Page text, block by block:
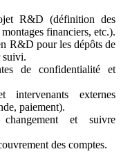
R&D (définition des
financiers, etc.).
R&D pour les dépôts de
suivi.
de confidentialité et
intervenants externes
paiement).
et suivre
des comptes.